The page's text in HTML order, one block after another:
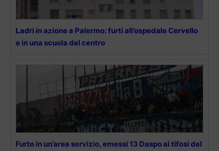
Ladri in azione a Palermo: furti all’ospedale Cervello
e in una scuola del centro
Furto in un’area servizio, emessi 13 Daspo ai tifosi del